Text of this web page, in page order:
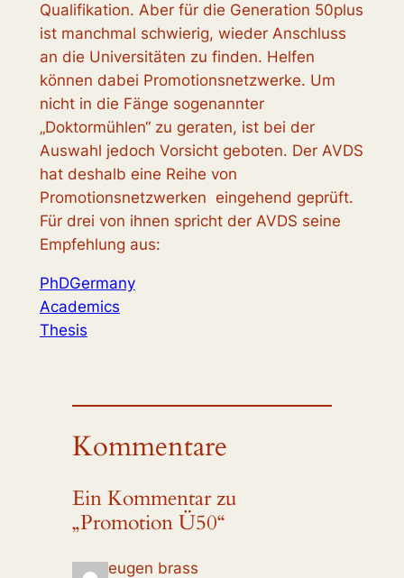
Qualifikation. Aber für die Generation 50plus
ist manchmal schwierig, wieder Anschluss
an die Universitäten zu finden. Helfen
können dabei Promotionsnetzwerke. Um
nicht in die Fänge sogenannter
„Doktormühlen“ zu geraten, ist bei der
Auswahl jedoch Vorsicht geboten. Der AVDS
hat deshalb eine Reihe von
Promotionsnetzwerken eingehend geprüft.
Für drei von ihnen spricht der AVDS seine
Empfehlung aus:
PhDGermany
Academics
Thesis
Kommentare
Ein Kommentar zu
„Promotion Ü50“
eugen brass